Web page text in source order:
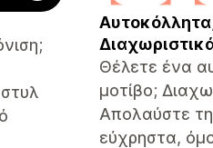
Θέλετε ένα
μοτίβο;
Απολαύστε
εύχρηστα,